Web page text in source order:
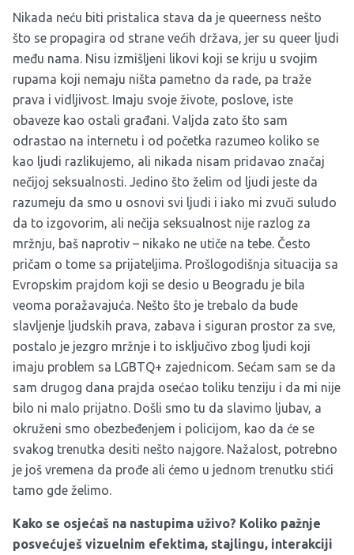
Nikada neću biti pristalica stava da je queerness nešto
što se propagira od strane većih država, jer su queer ljudi
među nama. Nisu izmišljeni likovi koji se kriju u svojim
rupama koji nemaju ništa pametno da rade, pa traže
prava i vidljivost. Imaju svoje živote, poslove, iste
obaveze kao ostali građani. Valjda zato što sam
odrastao na internetu i od početka razumeo koliko se
kao ljudi razlikujemo, ali nikada nisam pridavao značaj
nečijoj seksualnosti. Jedino što želim od ljudi jeste da
razumeju da smo u osnovi svi ljudi i iako mi zvuči suludo
da to izgovorim, ali nečija seksualnost nije razlog za
mržnju, baš naprotiv – nikako ne utiče na tebe. Često
pričam o tome sa prijateljima. Prošlogodišnja situacija sa
Evropskim prajdom koji se desio u Beogradu je bila
veoma poražavajuća. Nešto što je trebalo da bude
slavljenje ljudskih prava, zabava i siguran prostor za sve,
postalo je jezgro mržnje i to isključivo zbog ljudi koji
imaju problem sa LGBTQ+ zajednicom. Sećam sam se da
sam drugog dana prajda osećao toliku tenziju i da mi nije
bilo ni malo prijatno. Došli smo tu da slavimo ljubav, a
okruženi smo obezbeđenjem i policijom, kao da će se
svakog trenutka desiti nešto najgore. Nažalost, potrebno
je još vremena da prođe ali ćemo u jednom trenutku stići
tamo gde želimo.
Kako se osjećaš na nastupima uživo? Koliko pažnje
posvećuješ vizuelnim efektima, stajlingu, interakciji